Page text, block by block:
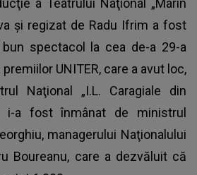
a Teatrului Naţional „Marin
și regizat de Radu Ifrim a fost
spectacol la cea de-a 29-a
UNITER, care a avut loc,
Naţional „I.L. Caragiale din
i-a fost înmânat de ministrul
managerului Naţionalului
Boureanu, care a dezvăluit că